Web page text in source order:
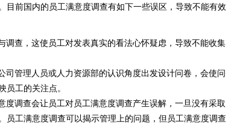
目前国内的员工满意度调查有如下一些误区，导致不能有效
查，这使员工对发表真实的看法心怀疑虑，导致不能收集
管理人员或人力资源部的认识角度出发设计问卷，会使问
员工的关注点。
调查会让员工对员工满意度调查产生误解，一旦没有采取
员工满意度调查可以揭示管理上的问题，但员工满意度调查